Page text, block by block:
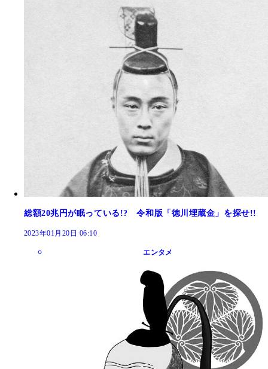
総額20兆円が眠っている!? 令和版「徳川埋蔵金」を探せ!!
2023年01月20日 06:10
エンタメ